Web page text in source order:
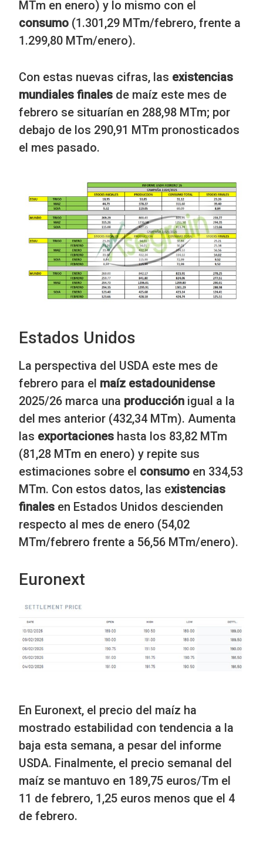
MTm en enero) y lo mismo con el
consumo (1.301,29 MTm/febrero, frente a
1.299,80 MTm/enero).
Con estas nuevas cifras, las existencias
mundiales finales de maíz este mes de
febrero se situarían en 288,98 MTm; por
debajo de los 290,91 MTm pronosticados
el mes pasado.
Estados Unidos
La perspectiva del USDA este mes de
febrero para el maíz estadounidense
2025/26 marca una producción igual a la
del mes anterior (432,34 MTm). Aumenta
las exportaciones hasta los 83,82 MTm
(81,28 MTm en enero) y repite sus
estimaciones sobre el consumo en 334,53
MTm. Con estos datos, las existencias
finales en Estados Unidos descienden
respecto al mes de enero (54,02
MTm/febrero frente a 56,56 MTm/enero).
Euronext
En Euronext, el precio del maíz ha
mostrado estabilidad con tendencia a la
baja esta semana, a pesar del informe
USDA. Finalmente, el precio semanal del
maíz se mantuvo en 189,75 euros/Tm el
11 de febrero, 1,25 euros menos que el 4
de febrero.